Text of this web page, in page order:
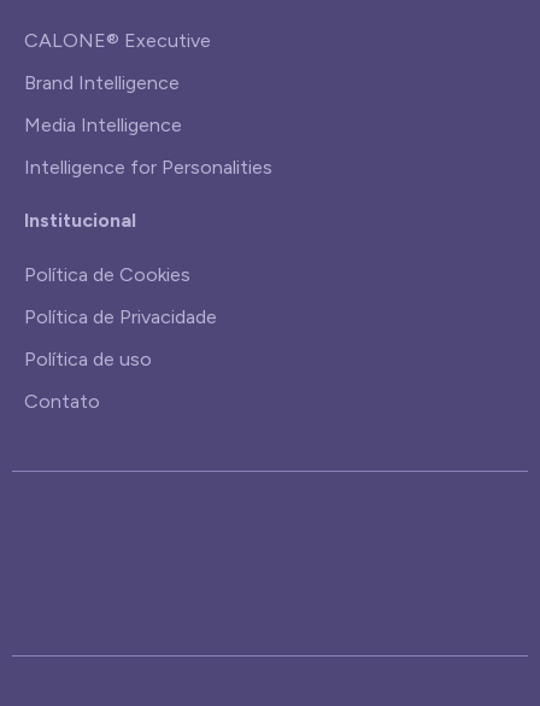
CALONE® Executive
Brand Intelligence
Media Intelligence
Intelligence for Personalities
Institucional
Política de Cookies
Política de Privacidade
Política de uso
Contato